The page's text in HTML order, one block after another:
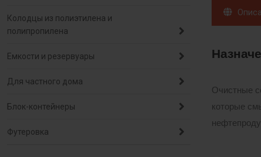
Колодцы из полиэтилена и
полипропилена
Емкости и резервуары
Для частного дома
Блок-контейнеры
Футеровка
Очистные
которые